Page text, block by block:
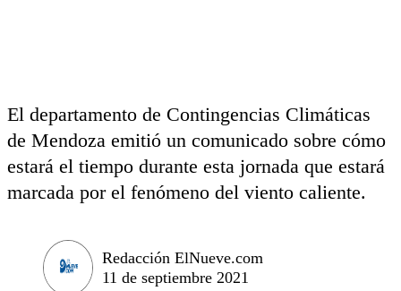
El departamento de Contingencias Climáticas
de Mendoza emitió un comunicado sobre cómo
estará el tiempo durante esta jornada que estará
marcada por el fenómeno del viento caliente.
Redacción ElNueve.com
11 de septiembre 2021